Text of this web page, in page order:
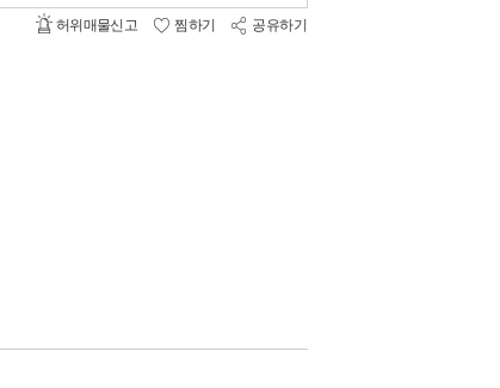
허위매물신고 찜하기 공유하기